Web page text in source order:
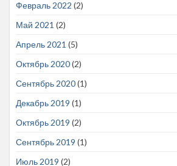
Февраль 2022 (2)
Май 2021 (2)
Апрель 2021 (5)
Октябрь 2020(2)
Сентябрь 2020(1)
Декабрь 2019 (1)
Октябрь 2019 (2)
Сентябрь 2019 (1)
Июль 2019 (2)